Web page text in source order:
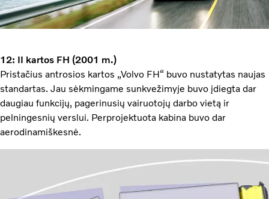
12: II kartos FH (2001 m.)
Pristačius antrosios kartos „Volvo FH“ buvo nustatytas naujas
standartas. Jau sėkmingame sunkvežimyje buvo įdiegta dar
daugiau funkcijų, pagerinusių vairuotojų darbo vietą ir
pelningesnių verslui. Perprojektuota kabina buvo dar
aerodinamiškesnė.